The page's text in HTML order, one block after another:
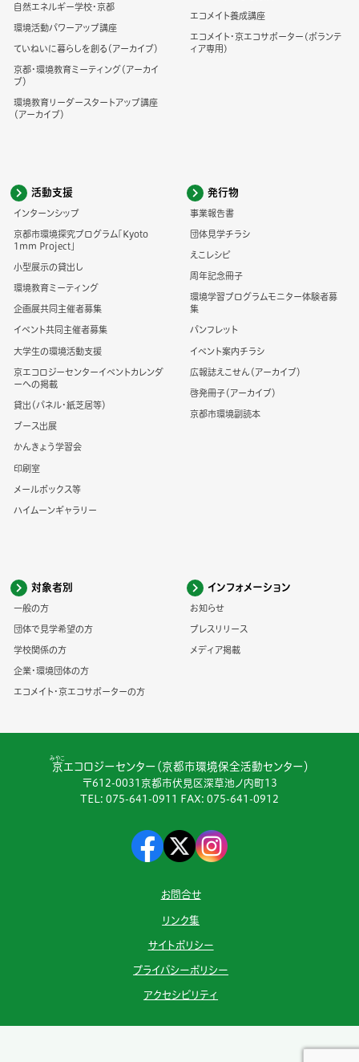
自然エネルギー学校・京都
環境活動パワーアップ講座
ていねいに暮らしを創る（アーカイブ）
京都・環境教育ミーティング（アーカイ
ブ）
環境教育リーダースタートアップ講座
（アーカイブ）
エコメイト養成講座
エコメイト・京エコサポーター(ボランテ
ィア専用)
活動支援
インターンシップ
京都市環境探究プログラム「Kyoto
1mm Project」
小型展示の貸出し
環境教育ミーティング
企画展共同主催者募集
イベント共同主催者募集
大学生の環境活動支援
京エコロジーセンターイベントカレンダ
ーへの掲載
貸出（パネル・紙芝居等）
ブース出展
かんきょう学習会
印刷室
メールボックス等
ハイムーンギャラリー
発行物
事業報告書
団体見学チラシ
えこレシピ
周年記念冊子
環境学習プログラムモニター体験者募
集
パンフレット
イベント案内チラシ
広報誌えこせん（アーカイブ）
啓発冊子（アーカイブ）
京都市環境副読本
対象者別
一般の方
団体で見学希望の方
学校関係の方
企業・環境団体の方
エコメイト・京エコサポーターの方
インフォメーション
お知らせ
プレスリリース
メディア掲載
京
みやこ
エコロジーセンター（京都市環境保全活動センター）
〒612-0031京都市伏見区深草池ノ内町13
TEL: 075-641-0911 FAX: 075-641-0912
お問合せ
リンク集
サイトポリシー
プライバシーポリシー
アクセシビリティ